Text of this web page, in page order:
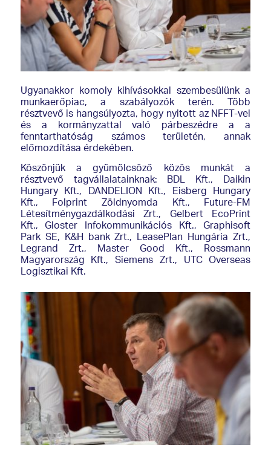
Ugyanakkor komoly kihívásokkal szembesülünk a
munkaerőpiac, a szabályozók terén. Több
résztvevő is hangsúlyozta, hogy nyitott az NFFT-vel
és a kormányzattal való párbeszédre a a
fenntarthatóság számos területén, annak
előmozdítása érdekében.
Köszönjük a gyümölcsöző közös munkát a
résztvevő tagvállalatainknak: BDL Kft., Daikin
Hungary Kft., DANDELION Kft., Eisberg Hungary
Kft., Folprint Zöldnyomda Kft., Future-FM
Létesítménygazdálkodási Zrt., Gelbert EcoPrint
Kft., Gloster Infokommunikációs Kft., Graphisoft
Park SE, K&H bank Zrt., LeasePlan Hungária Zrt.,
Legrand Zrt., Master Good Kft., Rossmann
Magyarország Kft., Siemens Zrt., UTC Overseas
Logisztikai Kft.